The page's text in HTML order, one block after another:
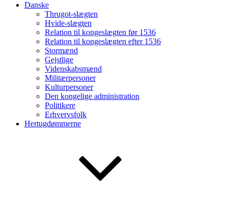
Danske
Thrugot-slægten
Hvide-slægten
Relation til kongeslægten før 1536
Relation til kongeslægten efter 1536
Stormænd
Gejstlige
Videnskabsmænd
Militærpersoner
Kulturpersoner
Den kongelige administration
Politikere
Erhvervsfolk
Hertugdømmerne